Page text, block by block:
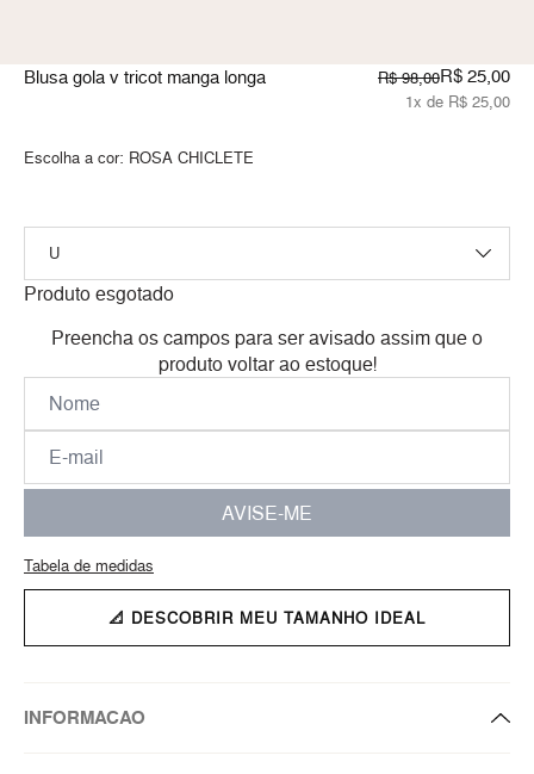
Blusa gola v tricot manga longa R$ 98,00R$ 25,00
1x de R$ 25,00
Escolha a cor: ROSA CHICLETE
Produto esgotado
Preencha os campos para ser avisado assim que o
produto voltar ao estoque!
AVISE-ME
Tabela de medidas
📐 DESCOBRIR MEU TAMANHO IDEAL
INFORMACAO